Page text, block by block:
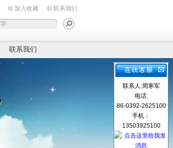
加入收藏 联系我们
联系我们
联系人:周寒军
电话:
86-0392-2625100
手机：
13503925100